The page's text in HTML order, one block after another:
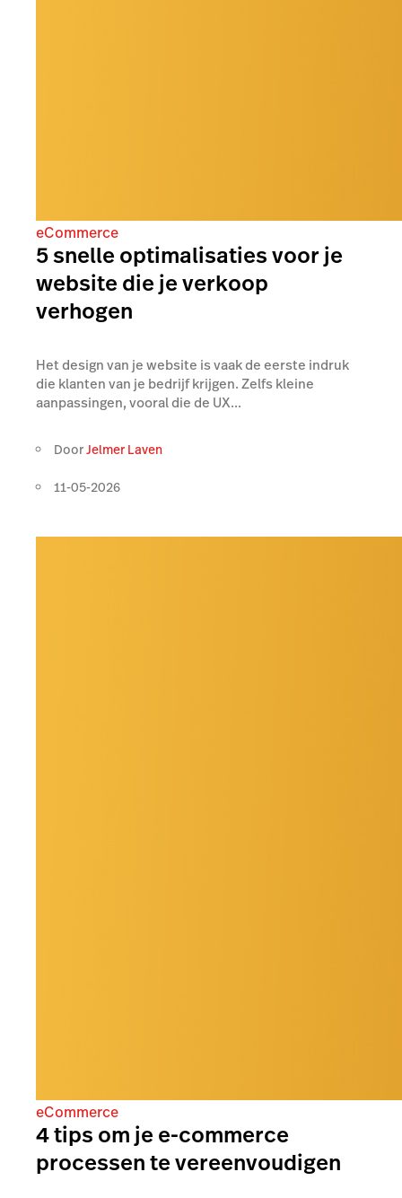
eCommerce
5 snelle optimalisaties voor je
website die je verkoop
verhogen
Het design van je website is vaak de eerste indruk
die klanten van je bedrijf krijgen. Zelfs kleine
aanpassingen, vooral die de UX...
DoorJelmer Laven
11-05-2026
eCommerce
4 tips om je e-commerce
processen te vereenvoudigen